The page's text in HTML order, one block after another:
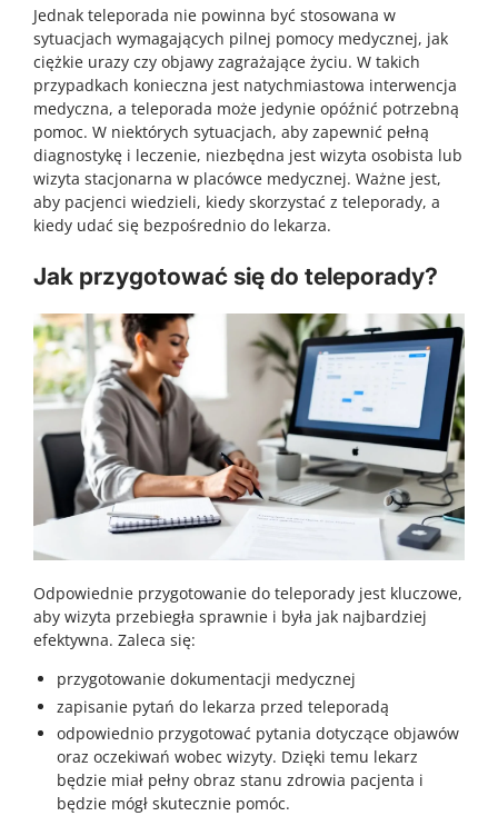
Jednak teleporada nie powinna być stosowana w
sytuacjach wymagających pilnej pomocy medycznej, jak
ciężkie urazy czy objawy zagrażające życiu. W takich
przypadkach konieczna jest natychmiastowa interwencja
medyczna, a teleporada może jedynie opóźnić potrzebną
pomoc. W niektórych sytuacjach, aby zapewnić pełną
diagnostykę i leczenie, niezbędna jest wizyta osobista lub
wizyta stacjonarna w placówce medycznej. Ważne jest,
aby pacjenci wiedzieli, kiedy skorzystać z teleporady, a
kiedy udać się bezpośrednio do lekarza.
Jak przygotować się do teleporady?
Odpowiednie przygotowanie do teleporady jest kluczowe,
aby wizyta przebiegła sprawnie i była jak najbardziej
efektywna. Zaleca się:
przygotowanie dokumentacji medycznej
zapisanie pytań do lekarza przed teleporadą
odpowiednio przygotować pytania dotyczące objawów
oraz oczekiwań wobec wizyty. Dzięki temu lekarz
będzie miał pełny obraz stanu zdrowia pacjenta i
będzie mógł skutecznie pomóc.